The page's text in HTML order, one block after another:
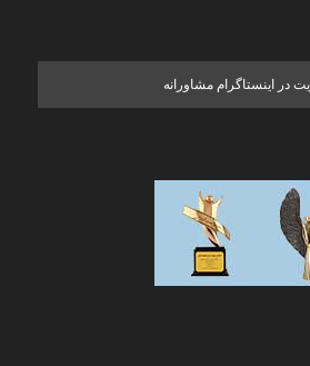
در اینستاگرام مشاورانه